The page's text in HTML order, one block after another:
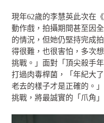
現年62歲的李慧英此次在
動作戲，拍攝期間甚至因
的情況，但她仍堅持完成
得很難，也很害怕，多次
挑戰。」面對「頂尖殺手
打過肉毒桿菌，「年紀大
老去的樣子才是正確的。
挑戰，將最誠實的「爪角